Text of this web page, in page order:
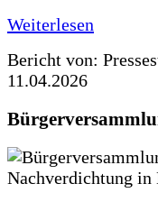
Weiterlesen
Bericht von:
11.04.2026